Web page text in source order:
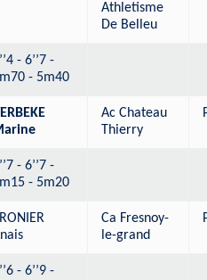
Athletisme
De Belleu
- 6’’7 -
- 5m40
Ac Chateau
Thierry
- 6’’7 -
- 5m20
Ca Fresnoy-
le-grand
- 6’’9 -